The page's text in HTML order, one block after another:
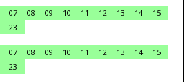
07 08 09 10 11 12 13 14
15
23
07 08 09 10 11 12 13 14
15
23